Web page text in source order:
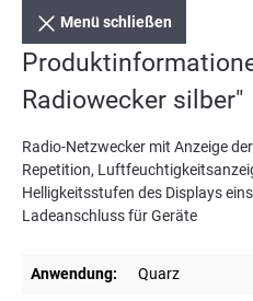
Menü schließen
Radiowecker silber"
Radio-Netzwecker mit Anzeige
Repetition,
Helligkeitsstufen des Displays
Ladeanschluss für Geräte
Anwendung: Quarz